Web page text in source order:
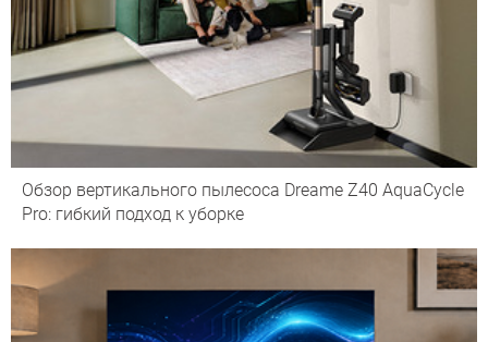
Обзор вертикального пылесоса Dreame Z40 AquaCycle
Pro: гибкий подход к уборке